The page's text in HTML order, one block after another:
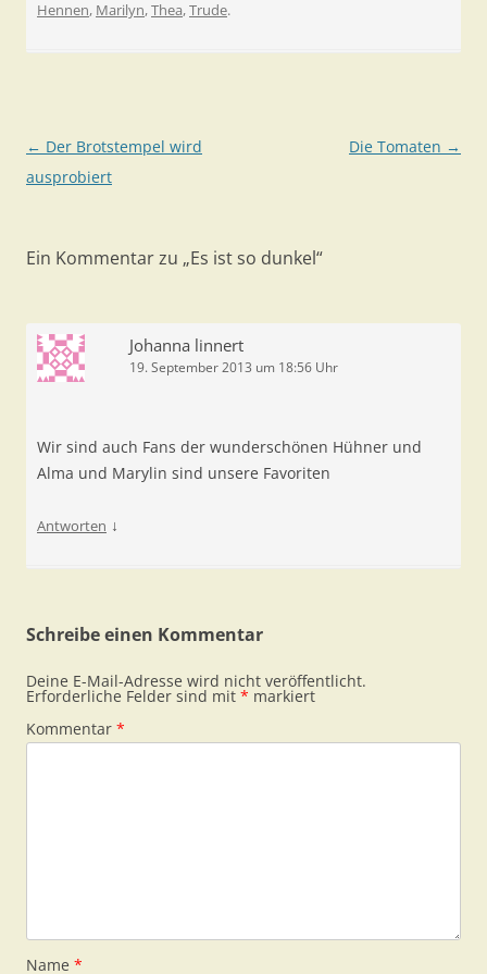
Hennen, Marilyn,Thea,Trude.
Beitragsnavigation
← Der Brotstempel wird
ausprobiert
Die Tomaten →
Ein Kommentar zu „Es ist so dunkel“
Johanna linnert
19. September 2013 um 18:56 Uhr
Wir sind auch Fans der wunderschönen Hühner und
Alma und Marylin sind unsere Favoriten
Antworten ↓
Schreibe einen Kommentar
Deine E-Mail-Adresse wird nicht veröffentlicht.
Erforderliche Felder sind mit * markiert
Kommentar *
Name *